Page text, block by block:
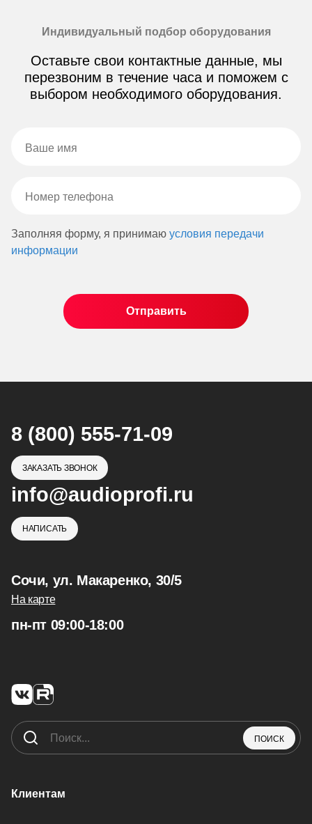
Индивидуальный подбор оборудования
Оставьте свои контактные данные, мы
перезвоним в течение часа и поможем с
выбором необходимого оборудования.
Заполняя форму, я принимаю условия передачи
информации
8 (800) 555-71-09
ЗАКАЗАТЬ ЗВОНОК
info@audioprofi.ru
НАПИСАТЬ
Сочи, ул. Макаренко, 30/5
На карте
пн-пт 09:00-18:00
ПОИСК
Клиентам